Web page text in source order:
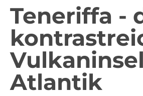
Teneriffa -
Atlantik